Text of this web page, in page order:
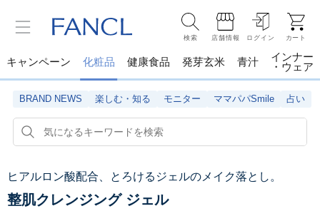
検索 店舗情報 ログイン カート
キャンペーン 化粧品 健康食品 発芽玄米 青汁
インナー
・ウェア
BRAND NEWS 楽しむ・知る モニター ママパパSmile 占い
ヒアルロン酸配合、とろけるジェルのメイク落とし。
整肌クレンジング ジェル